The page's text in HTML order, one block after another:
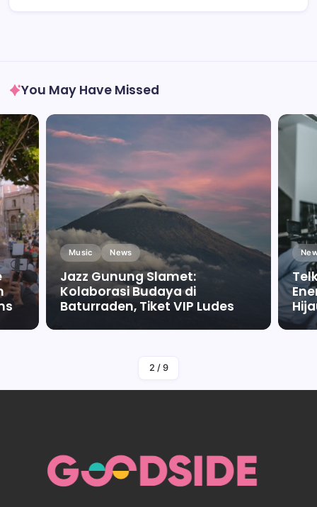
You May Have Missed
Music News
Jazz Gunung Slamet:
Kolaborasi Budaya di
Baturraden, Tiket VIP Ludes
By Falah Malaika Az Zahra
2 / 9